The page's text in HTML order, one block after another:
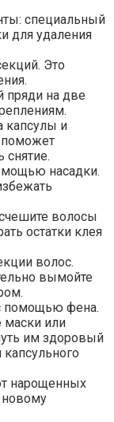
специальный
для удаления
Это
пряди на две
капсулы и
поможет
снятие.
насадки.
волосы
остатки клея
волос.
вымойте
помощью фена.
маски или
им здоровый
нарощенных
новому